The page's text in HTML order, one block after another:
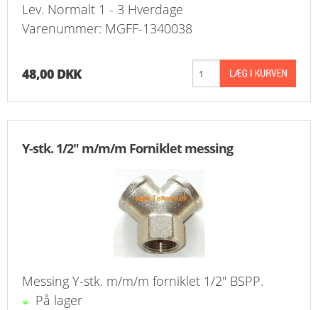
Lev. Normalt 1 - 3 Hverdage
Varenummer: MGFF-1340038
48,00 DKK
Y-stk. 1/2" m/m/m Forniklet messing
Messing Y-stk. m/m/m forniklet 1/2" BSPP.
På lager